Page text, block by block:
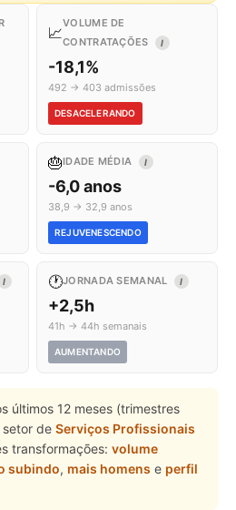
📈
VOLUME DE
CONTRATAÇÕES
I
-18,1%
492 → 403 admissões
DESACELERANDO
🎂IDADE MÉDIA I
-6,0 anos
38,9 → 32,9 anos
REJUVENESCENDO
I 🕐JORNADA SEMANAL I
+2,5h
41h → 44h semanais
AUMENTANDO
últimos 12 meses (trimestres
de Serviços Profissionais
transformações: volume
subindo, mais homens e perfil